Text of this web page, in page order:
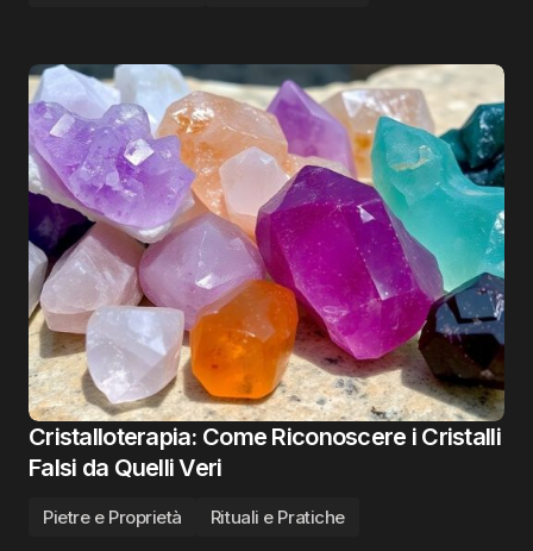
Cristalloterapia: Come Riconoscere i Cristalli
Falsi da Quelli Veri
Pietre e Proprietà Rituali e Pratiche